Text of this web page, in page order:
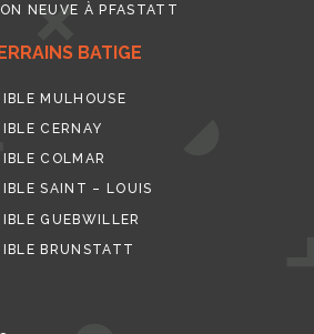
NEUVE À PFASTATT
BATIGE
MULHOUSE
CERNAY
COLMAR
SAINT – LOUIS
GUEBWILLER
BRUNSTATT